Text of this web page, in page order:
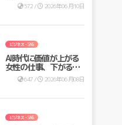
572 / 2026年06月10日
ビジネス・SNS
AI時代に価値が上がる
女性の仕事、下がる仕
647 / 2026年06月08日
ビジネス・SNS